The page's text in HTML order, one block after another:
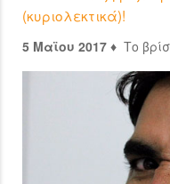
(κυριολεκτικά)!
5 Μαϊου 2017 ♦ Το